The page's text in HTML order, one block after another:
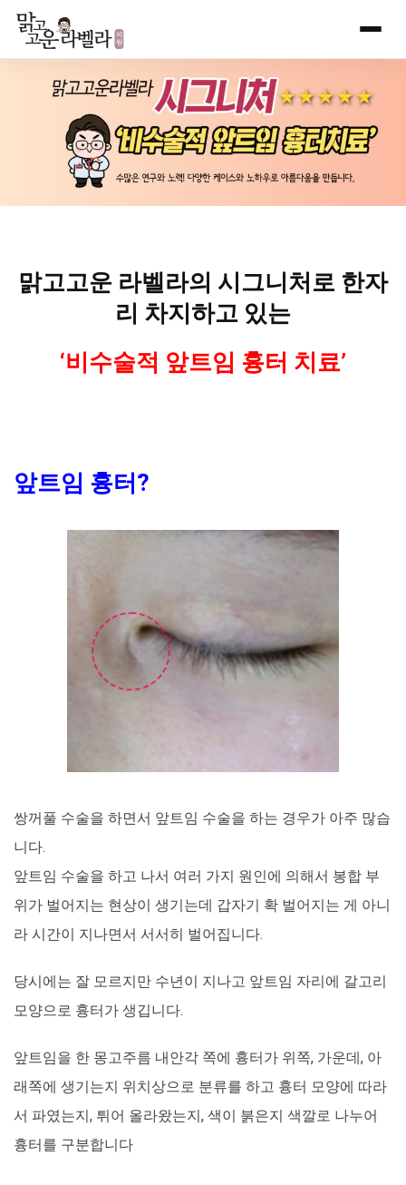
Skip
content
맑고고운 라벨라의 시그니처로 한자
리 차지하고 있는
‘비수술적 앞트임 흉터 치료’
앞트임 흉터?
쌍꺼풀 수술을 하면서 앞트임 수술을 하는 경우가 아주 많습
니다.
앞트임 수술을 하고 나서 여러 가지 원인에 의해서 봉합 부
위가 벌어지는 현상이 생기는데 갑자기 확 벌어지는 게 아니
라 시간이 지나면서 서서히 벌어집니다.
당시에는 잘 모르지만 수년이 지나고 앞트임 자리에 갈고리
모양으로 흉터가 생깁니다.
앞트임을 한 몽고주름 내안각 쪽에 흉터가 위쪽, 가운데, 아
래쪽에 생기는지 위치상으로 분류를 하고 흉터 모양에 따라
서 파였는지, 튀어 올라왔는지, 색이 붉은지 색깔로 나누어
흉터를 구분합니다